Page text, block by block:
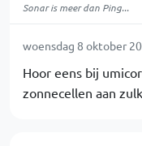
Sonar is meer dan Ping...
woensdag 8 oktober
Hoor eens bij
zonnecellen aan